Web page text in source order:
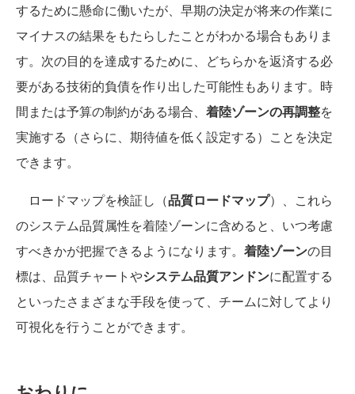
するために懸命に働いたが、早期の決定が将来の作業に
マイナスの結果をもたらしたことがわかる場合もありま
す。次の目的を達成するために、どちらかを返済する必
要がある技術的負債を作り出した可能性もあります。時
間または予算の制約がある場合、 着陸ゾーンの再調整を
実施する（さらに、期待値を低く設定する）ことを決定
できます。
ロードマップを検証し（品質ロードマップ）、これら
のシステム品質属性を着陸ゾーンに含めると、いつ考慮
すべきかが把握できるようになります。 着陸ゾーンの目
標は、品質チャートやシステム品質アンドンに配置する
といったさまざまな手段を使って、チームに対してより
可視化を行うことができます。